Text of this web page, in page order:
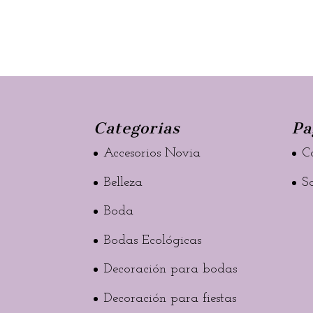
Categorias
Accesorios Novia
Belleza
Boda
Bodas Ecológicas
Decoración para bodas
Decoración para fiestas